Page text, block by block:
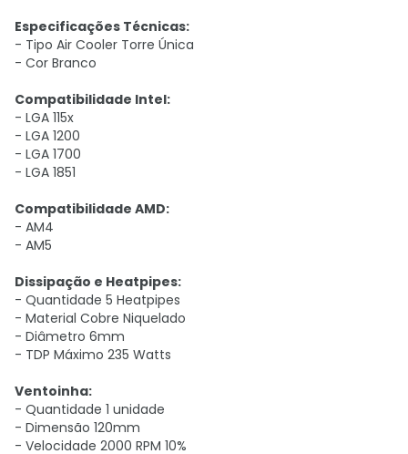
Especificações Técnicas:
- Tipo Air Cooler Torre Única
- Cor Branco
Compatibilidade Intel:
- LGA 115x
- LGA 1200
- LGA 1700
- LGA 1851
Compatibilidade AMD:
- AM4
- AM5
Dissipação e Heatpipes:
- Quantidade 5 Heatpipes
- Material Cobre Niquelado
- Diâmetro 6mm
- TDP Máximo 235 Watts
Ventoinha:
- Quantidade 1 unidade
- Dimensão 120mm
- Velocidade 2000 RPM 10%